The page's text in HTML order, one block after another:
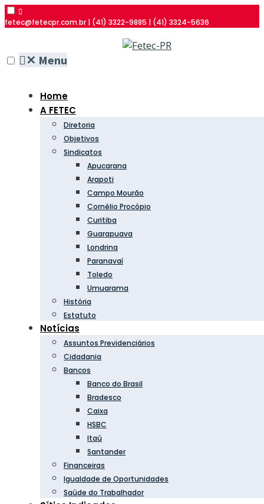
fetec@fetecpr.com.br | (41) 3322-9885 | (41) 3324-5636
✕ Menu
Home
A FETEC
Diretoria
Objetivos
Sindicatos
Apucarana
Arapoti
Campo Mourão
Cornélio Procópio
Curitiba
Guarapuava
Londrina
Paranavaí
Toledo
Umuarama
História
Estatuto
Notícias
Assuntos Previdenciários
Cidadania
Bancos
Banco do Brasil
Bradesco
Caixa
HSBC
Itaú
Santander
Financeiras
Igualdade de Oportunidades
Saúde do Trabalhador